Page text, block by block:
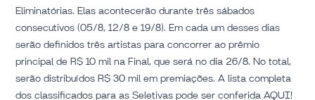
Eliminatórias. Elas acontecerão durante três sábados
consecutivos (05/8, 12/8 e 19/8). Em cada um desses dias
serão definidos três artistas para concorrer ao prêmio
principal de R$ 10 mil na Final, que será no dia 26/8. No total,
serão distribuídos R$ 30 mil em premiações. A lista completa
dos classificados para as Seletivas pode ser conferida AQUI!